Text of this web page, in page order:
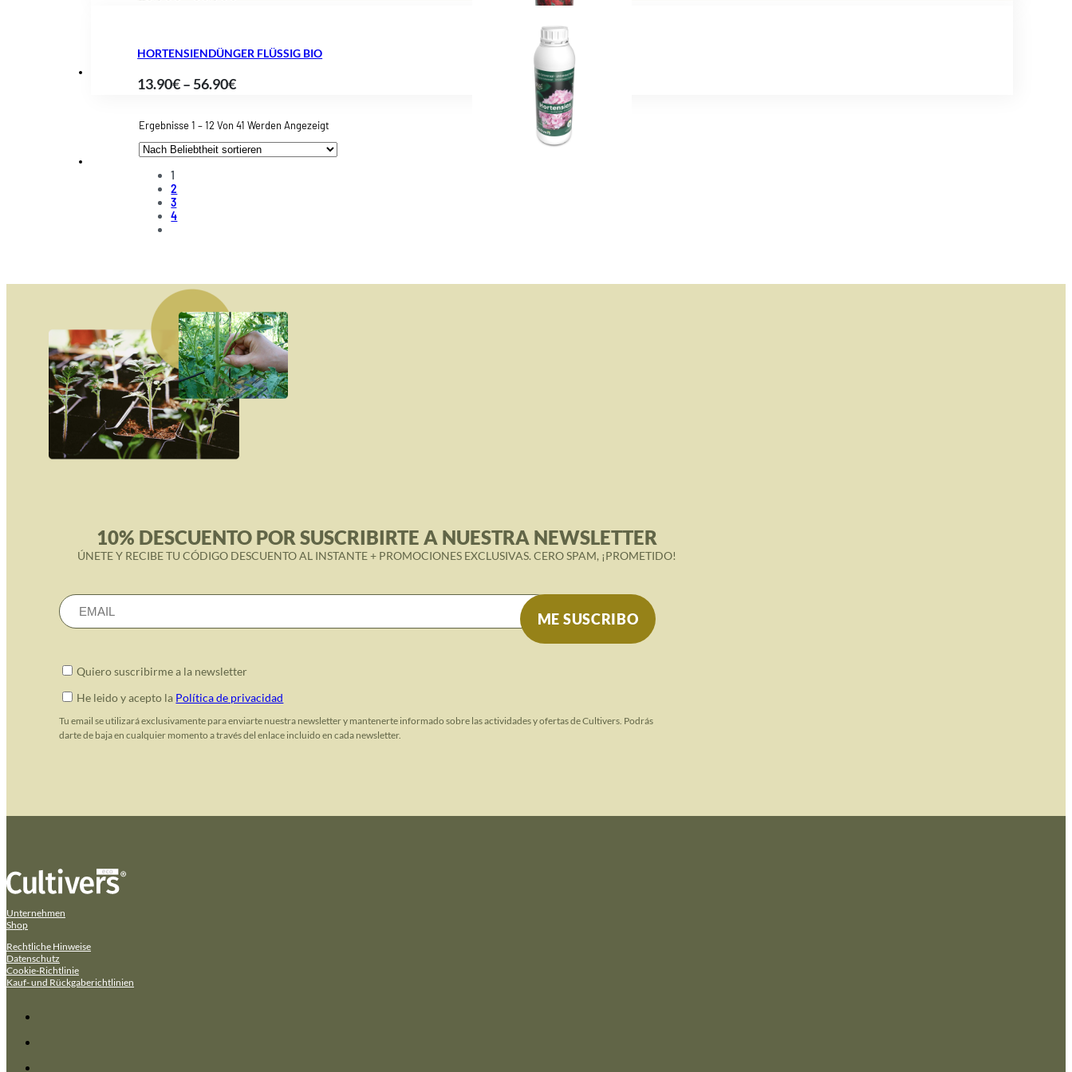
56.90€
HORTENSIENDÜNGER FLÜSSIG BIO
13.90€– 56.90€Preisspanne:
bis
56.90€
Ergebnisse 1 – 12 Von 41 Werden Angezeigt
Sortiert
1
2
3
4
10% DESCUENTO POR SUSCRIBIRTE A NUESTRA NEWSLETTER
ÚNETE Y RECIBE TU CÓDIGO DESCUENTO AL INSTANTE + PROMOCIONES EXCLUSIVAS. CERO SPAM, ¡PROMETIDO!
Quiero suscribirme a la newsletter
He leido y acepto la Política de privacidad
Tu email se utilizará exclusivamente para enviarte nuestra newsletter y mantenerte informado sobre las actividades y ofertas de Cultivers. Podrás
darte de baja en cualquier momento a través del enlace incluido en cada newsletter.
Unternehmen
Shop
Rechtliche Hinweise
Datenschutz
Cookie-Richtlinie
Kauf- und Rückgaberichtlinien